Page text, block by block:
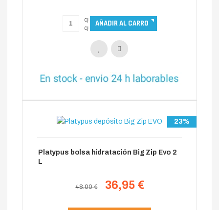
23%
Platypus bolsa hidratación Big Zip Evo 2
L
48.00 € 36,95 €